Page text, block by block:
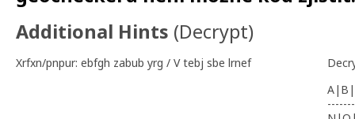
Additional Hints (Decrypt)
Xrfxn/pnpur: ebfgh zabub yrg / V tebj sbe lrnef